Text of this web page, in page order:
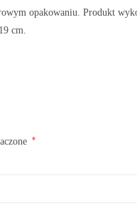
opakowaniu. Produkt
cm.
*